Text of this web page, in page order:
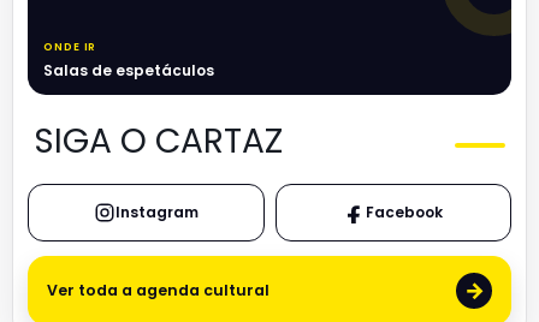
ONDE IR
Salas de espetáculos
SIGA O CARTAZ
Instagram Facebook
Ver toda a agenda cultural →